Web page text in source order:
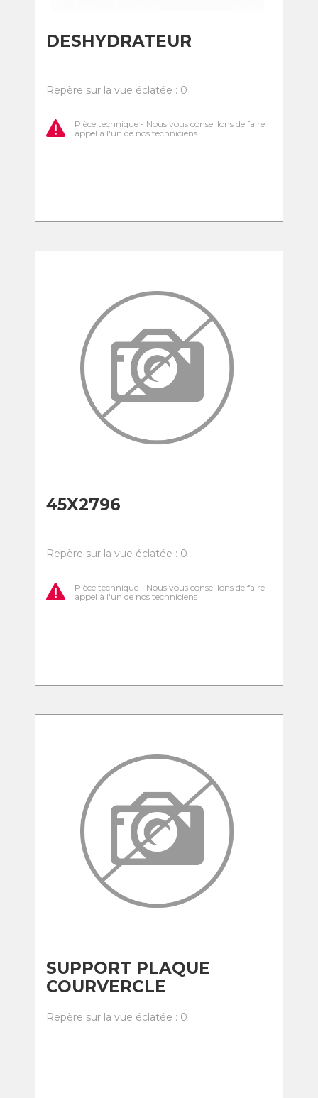
DESHYDRATEUR
Repère sur la vue éclatée : 0
Pièce technique - Nous vous conseillons de faire
appel à l'un de nos techniciens
45X2796
Repère sur la vue éclatée : 0
Pièce technique - Nous vous conseillons de faire
appel à l'un de nos techniciens
SUPPORT PLAQUE
COURVERCLE
Repère sur la vue éclatée : 0